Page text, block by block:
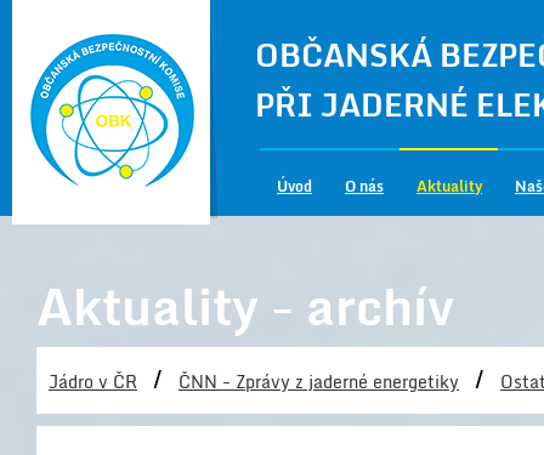
OBČANSKÁ
PŘI JADERNÉ
Úvod O nás Aktuality
Aktuality - archív
Jádro v ČR / ČNN - Zprávy z jaderné energetiky /